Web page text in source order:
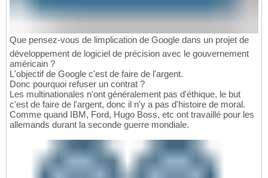
Que pensez-vous de limplication de Google dans un projet de
développement de logiciel de précision avec le gouvernement
américain ?
L'objectif de Google c'est de faire de l'argent.
Donc pourquoi refuser un contrat ?
Les multinationales n'ont généralement pas d'éthique, le but
c'est de faire de l'argent, donc il n'y a pas d'histoire de moral.
Comme quand IBM, Ford, Hugo Boss, etc ont travaillé pour les
allemands durant la seconde guerre mondiale.